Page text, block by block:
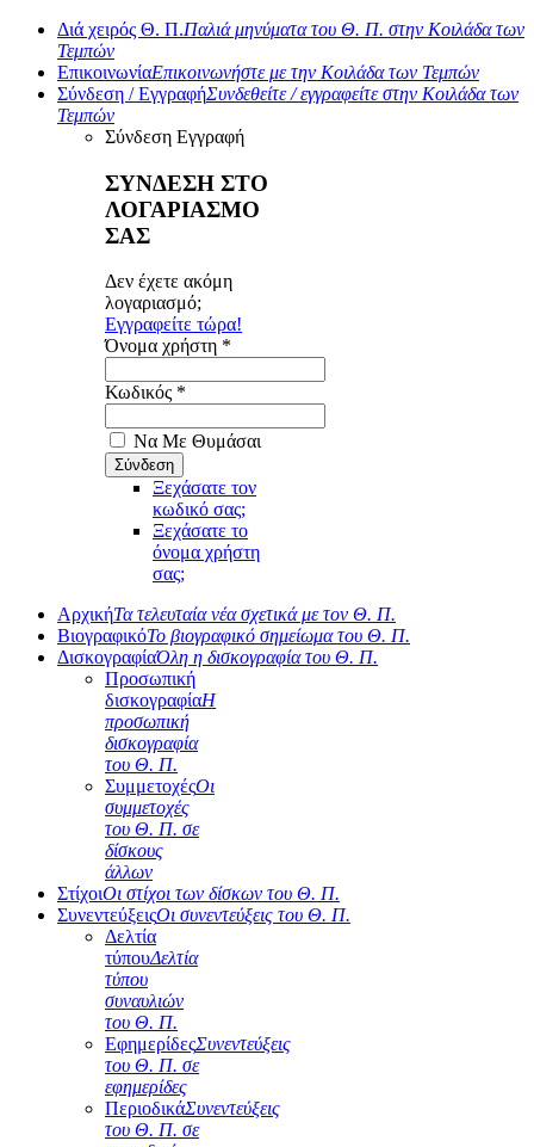
Διά χειρός Θ. Π.Παλιά μηνύματα του Θ. Π. στην Κοιλάδα των
Τεμπών
ΕπικοινωνίαΕπικοινωνήστε με την Κοιλάδα των Τεμπών
Σύνδεση / ΕγγραφήΣυνδεθείτε / εγγραφείτε στην Κοιλάδα των
Τεμπών
Σύνδεση Εγγραφή
ΣΥΝΔΕΣΗ ΣΤΟ
ΛΟΓΑΡΙΑΣΜΟ
ΣΑΣ
Δεν έχετε ακόμη
λογαριασμό;
Εγγραφείτε τώρα!
Όνομα χρήστη *
Κωδικός *
Να Με Θυμάσαι
Ξεχάσατε τον
κωδικό σας;
Ξεχάσατε το
όνομα χρήστη
σας;
ΑρχικήΤα τελευταία νέα σχετικά με τον Θ. Π.
ΒιογραφικόΤο βιογραφικό σημείωμα του Θ. Π.
ΔισκογραφίαΌλη η δισκογραφία του Θ. Π.
Προσωπική
δισκογραφίαΗ
προσωπική
δισκογραφία
του Θ. Π.
ΣυμμετοχέςΟι
συμμετοχές
του Θ. Π. σε
δίσκους
άλλων
ΣτίχοιΟι στίχοι των δίσκων του Θ. Π.
ΣυνεντεύξειςΟι συνεντεύξεις του Θ. Π.
Δελτία
τύπουΔελτία
τύπου
συναυλιών
του Θ. Π.
ΕφημερίδεςΣυνεντεύξεις
του Θ. Π. σε
εφημερίδες
ΠεριοδικάΣυνεντεύξεις
του Θ. Π. σε